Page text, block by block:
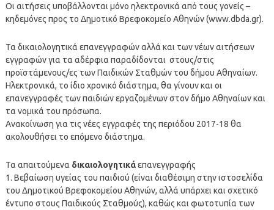
Οι αιτήσεις υποβάλλονται μόνο ηλεκτρονικά από τους γονείς –
κηδεμόνες προς το Δημοτικό Βρεφοκομείο Αθηνών (www.dbda.gr).
Τα δικαιολογητικά επανεγγραφών αλλά και των νέων αιτήσεων
εγγραφών για τα αδέρφια παραδίδονται στους/στις
προϊστάμενους/ες των Παιδικών Σταθμών του δήμου Αθηναίων.
Ηλεκτρονικά, το ίδιο χρονικό διάστημα, θα γίνουν και οι
επανεγγραφές των παιδιών εργαζομένων στον δήμο Αθηναίων και
τα νομικά του πρόσωπα.
Ανακοίνωση για τις νέες εγγραφές της περιόδου 2017-18 θα
ακολουθήσει το επόμενο διάστημα.
Τα απαιτούμενα δικαιολογητικάεπανεγγραφής
1. Βεβαίωση υγείας του παιδιού (είναι διαθέσιμη στην ιστοσελίδα
του Δημοτικού Βρεφοκομείου Αθηνών, αλλά υπάρχει και σχετικό
έντυπο στους Παιδικούς Σταθμούς), καθώς και φωτοτυπία των